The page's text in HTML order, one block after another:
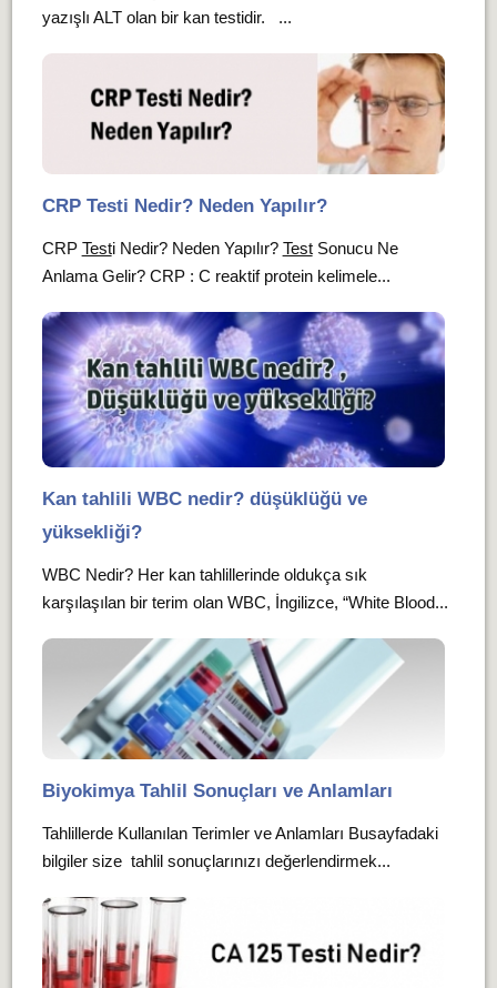
yazışlı ALT olan bir kan testidir. ...
CRP Testi Nedir? Neden Yapılır?
CRP Testi Nedir? Neden Yapılır? TestSonucu Ne
Anlama Gelir? CRP : C reaktif protein kelimele...
Kan tahlili WBC nedir? düşüklüğü ve
yüksekliği?
WBC Nedir? Her kan tahlillerinde oldukça sık
karşılaşılan bir terim olan WBC, İngilizce, “White Blood...
Biyokimya Tahlil Sonuçları ve Anlamları
Tahlillerde Kullanılan Terimler ve Anlamları Busayfadaki
bilgiler size tahlil sonuçlarınızı değerlendirmek...